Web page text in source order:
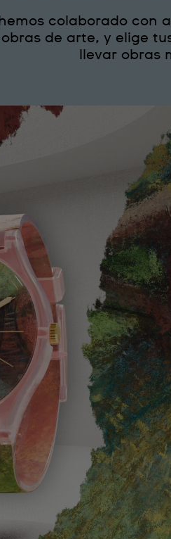
colaborado con
de arte, y elige
llevar obras